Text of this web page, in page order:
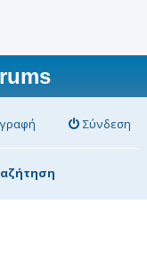
Σύνδεση